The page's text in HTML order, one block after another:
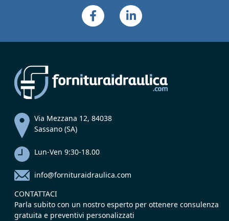
Via Mezzana 12, 84038
Sassano (SA)
Lun-Ven 9:30-18.00
info@fornituraidraulica.com
CONTATTACI
Parla subito con un nostro esperto per ottenere consulenza
gratuita e preventivi personalizzati